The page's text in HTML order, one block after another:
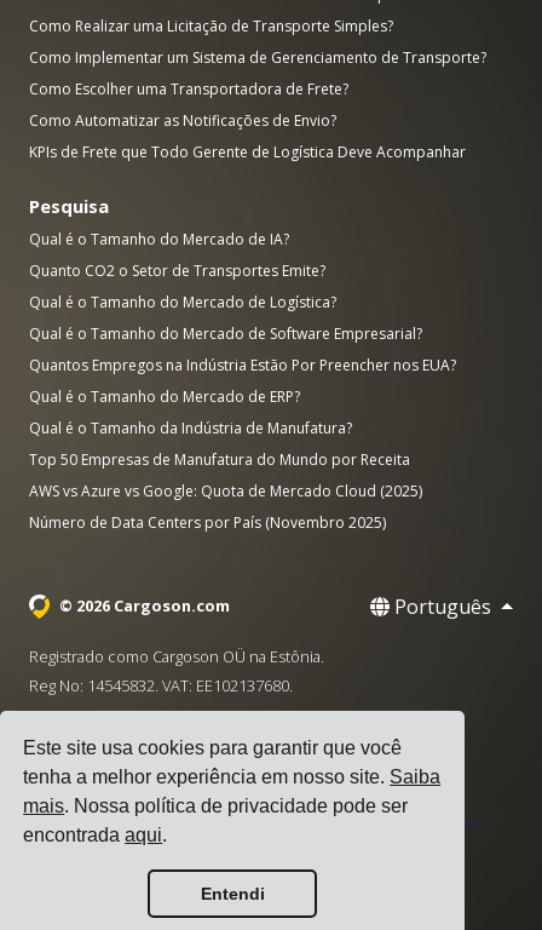
Este site usa cookies para garantir que você
tenha a melhor experiência em nosso site. Saiba
mais. Nossa política de privacidade pode ser
encontradaaqui.
Entendi
Como Realizar uma Licitação de Transporte Simples?
Como Implementar um Sistema de Gerenciamento de Transporte?
Como Escolher uma Transportadora de Frete?
Como Automatizar as Notificações de Envio?
KPIs de Frete que Todo Gerente de Logística Deve Acompanhar
Pesquisa
Qual é o Tamanho do Mercado de IA?
Quanto CO2 o Setor de Transportes Emite?
Qual é o Tamanho do Mercado de Logística?
Qual é o Tamanho do Mercado de Software Empresarial?
Quantos Empregos na Indústria Estão Por Preencher nos EUA?
Qual é o Tamanho do Mercado de ERP?
Qual é o Tamanho da Indústria de Manufatura?
Top 50 Empresas de Manufatura do Mundo por Receita
AWS vs Azure vs Google: Quota de Mercado Cloud (2025)
Número de Data Centers por País (Novembro 2025)
© 2026 Cargoson.com Português
Registrado como Cargoson OÜ na Estônia.
Reg No: 14545832. VAT: EE102137680.
· hello@cargoson.com
Termos de Serviço Política de Privacidade
Política de